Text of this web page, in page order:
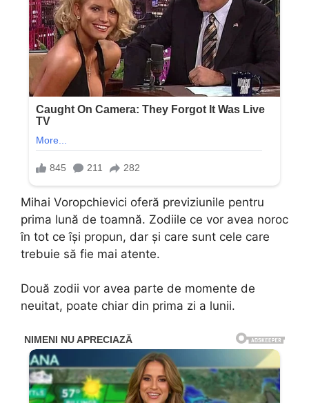
Mihai Voropchievici oferă previziunile pentru
prima lună de toamnă. Zodiile ce vor avea noroc
în tot ce își propun, dar și care sunt cele care
trebuie să fie mai atente.
Două zodii vor avea parte de momente de
neuitat, poate chiar din prima zi a lunii.